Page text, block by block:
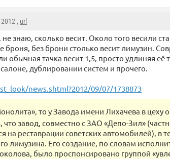
, url
не знаю, сколько весит. Около того весили
броня, без брони столько весит лимузин.
обычная тачка весит 1,5, просто удлиняя её
дублировании систем и прочего.
news.shtml?2012/09/07/1738873
то у Завода имени Лихачева в цеху
завод, совместно с ЗАО «Депо-Зил»
на реставрации советских автомобилей), в
лимузина. Его создание, по словам
было проспонсировано группой